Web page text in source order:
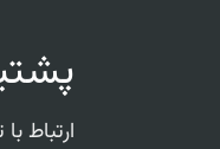
ارتباط